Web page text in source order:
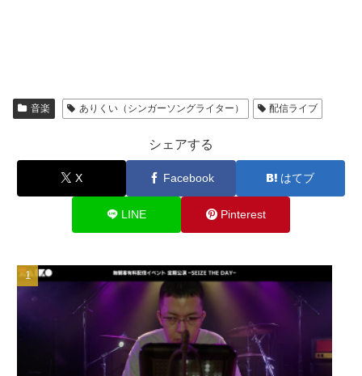
音楽 ありくい（シンガーソングライター） 配信ライブ
シェアする
X Facebook はてブ
LINE Pinterest